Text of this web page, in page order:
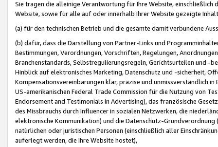
Sie tragen die alleinige Verantwortung für Ihre Website,
Website, sowie für alle auf oder innerhalb Ihrer Website gezeigte
(a) für den technischen Betrieb und die gesamte damit verbundene
(b) dafür, dass die Darstellung von Partner-Links und
Bestimmungen, Verordnungen, Vorschriften, Regelungen,
Branchenstandards, Selbstregulierungsregeln, Gerichtsurteilen und -
Hinblick auf elektronisches Marketing, Datenschutz und -sicherheit,
Kompensationsvereinbarungen klar, präzise und unmissverständlich
US-amerikanischen Federal Trade Commission für die Nutzung von
Endorsement and Testimonials in Advertising), das französische
des Missbrauchs durch Influencer in sozialen Netzwerken, die
elektronische Kommunikation) und die Datenschutz-
natürlichen oder juristischen Personen (einschließlich aller
auferlegt werden, die Ihre Website hostet),